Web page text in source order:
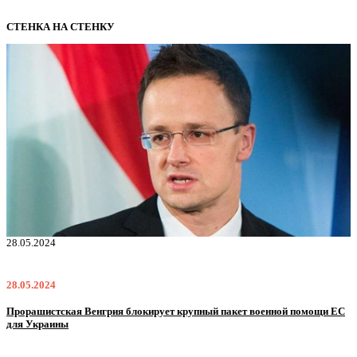
СТЕНКА НА СТЕНКУ
28.05.2024
28.05.2024
Прорашистская Венгрия блокирует крупный пакет военной помощи ЕС
для Украины